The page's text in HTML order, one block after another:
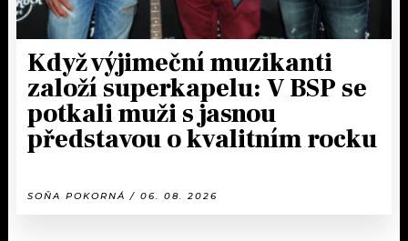
Když výjimeční muzikanti
založí superkapelu: V BSP se
potkali muži s jasnou
představou o kvalitním rocku
SOŇA POKORNÁ / 06. 08. 2026